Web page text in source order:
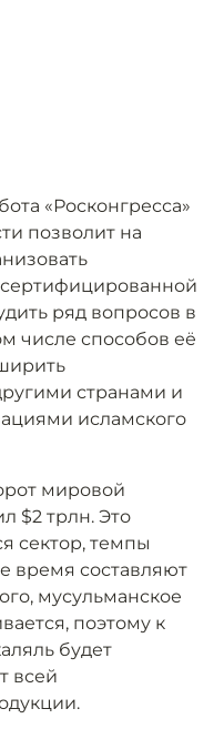
«Росконгресса»
позволит на
ряд вопросов в
числе способов её
странами и
исламского
мировой
$2 трлн. Это
сектор, темпы
время составляют
мусульманское
поэтому к
будет
всей